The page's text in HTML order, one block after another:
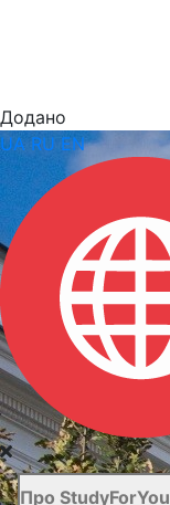
Додано
UA RU EN
Про StudyForYou